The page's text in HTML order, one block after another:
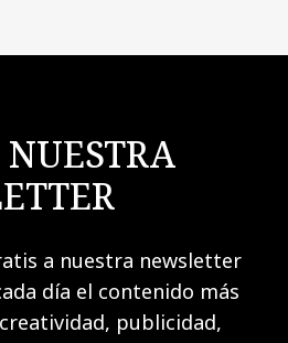
NUESTRA
a nuestra newsletter
día el contenido más
publicidad,